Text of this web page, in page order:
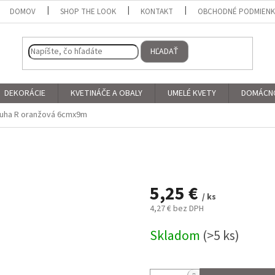
DOMOV SHOP THE LOOK KONTAKT OBCHODNÉ
HĽADAŤ
DEKORÁCIE KVETINÁČE A OBALY UMELÉ KVETY
R oranžová 6cmx9m
5,25 € / ks
4,27 € bez DPH
cena:
Skladom (>5 ks)